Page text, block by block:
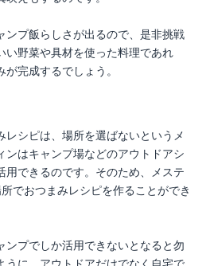
ンプ飯らしさが出るので、是非挑戦
い野菜や具材を使った料理であれ
完成するでしょう。
レシピは、場所を選ばないというメ
ンはキャンプ場などのアウトドアシ
用できるのです。そのため、メステ
でおつまみレシピを作ることができ
ンプでしか活用できないとなると勿